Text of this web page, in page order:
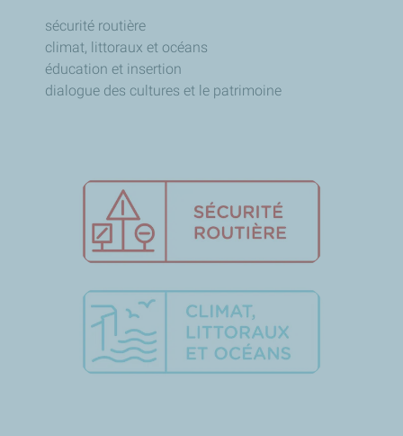
sécurité routière
climat, littoraux et océans
éducation et insertion
dialogue des cultures et le patrimoine